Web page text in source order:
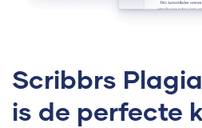
Scribbrs
is de perfecte